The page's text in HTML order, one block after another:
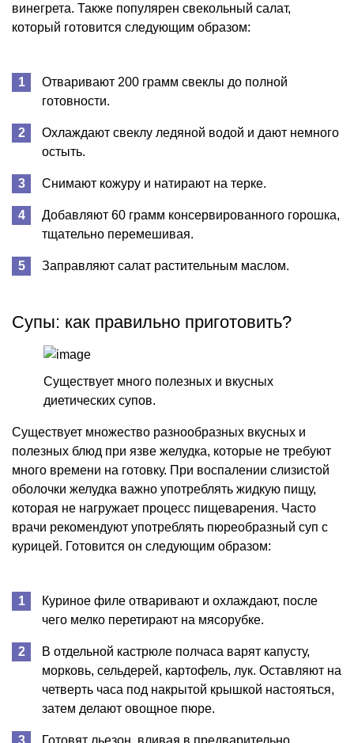
винегрета. Также популярен свекольный салат,
который готовится следующим образом:
Отваривают 200 грамм свеклы до полной
готовности.
Охлаждают свеклу ледяной водой и дают немного
остыть.
Снимают кожуру и натирают на терке.
Добавляют 60 грамм консервированного горошка,
тщательно перемешивая.
Заправляют салат растительным маслом.
Супы: как правильно приготовить?
Существует много полезных и вкусных
диетических супов.
Существует множество разнообразных вкусных и
полезных блюд при язве желудка, которые не требуют
много времени на готовку. При воспалении слизистой
оболочки желудка важно употреблять жидкую пищу,
которая не нагружает процесс пищеварения. Часто
врачи рекомендуют употреблять пюреобразный суп с
курицей. Готовится он следующим образом:
Куриное филе отваривают и охлаждают, после
чего мелко перетирают на мясорубке.
В отдельной кастрюле полчаса варят капусту,
морковь, сельдерей, картофель, лук. Оставляют на
четверть часа под накрытой крышкой настояться,
затем делают овощное пюре.
Готовят льезон, вливая в предварительно